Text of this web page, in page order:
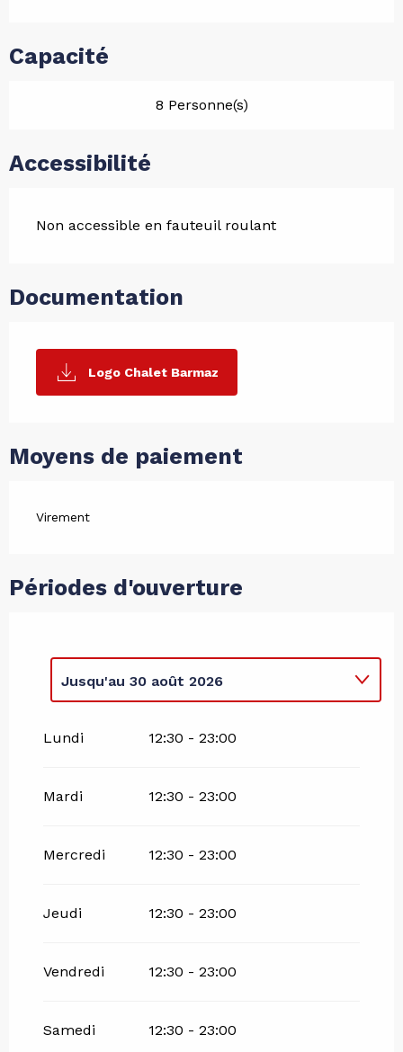
Capacité
8 Personne(s)
Accessibilité
Non accessible en fauteuil roulant
Documentation
Logo Chalet Barmaz
Moyens de paiement
Virement
Périodes d'ouverture
Jusqu'au 30 août 2026
Lundi 12:30 - 23:00
Mardi 12:30 - 23:00
Mercredi 12:30 - 23:00
Jeudi 12:30 - 23:00
Vendredi 12:30 - 23:00
Samedi 12:30 - 23:00